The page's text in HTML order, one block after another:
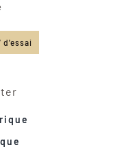
d'essai